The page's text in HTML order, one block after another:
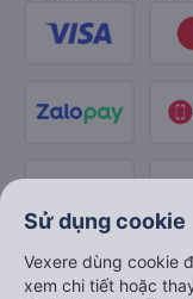
Sử dụng cookie
Vexere dùng cookie
xem chi tiết hoặc